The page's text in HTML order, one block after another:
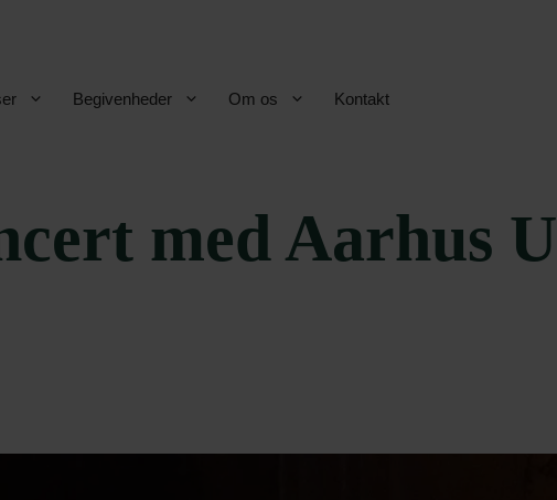
Begivenheder Om os Kontakt
med Aarhus U